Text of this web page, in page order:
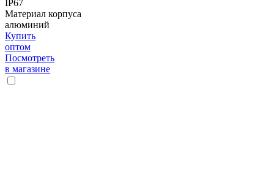
IP67
Материал корпуса
алюминий
Купить
оптом
Посмотреть
в магазине